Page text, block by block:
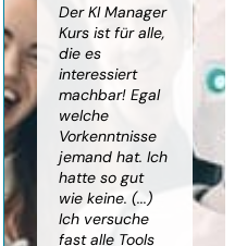
Der KI Manager
Kurs ist für alle,
die es
interessiert
machbar! Egal
welche
Vorkenntnisse
jemand hat. Ich
hatte so gut
wie keine. (...)
Ich versuche
fast alle Tools
zu